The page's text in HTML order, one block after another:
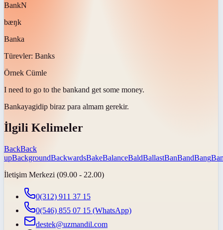
BankN
bæŋk
Banka
Türevler: Banks
Örnek Cümle
I need to go to the bankand get some money.
Bankayagidip biraz para almam gerekir.
İlgili Kelimeler
BackBack
upBackgroundBackwardsBakeBalanceBaldBallastBanBandBang
İletişim Merkezi (09.00 - 22.00)
0(312) 911 37 15
0(546) 855 07 15 (WhatsApp)
destek@uzmandil.com